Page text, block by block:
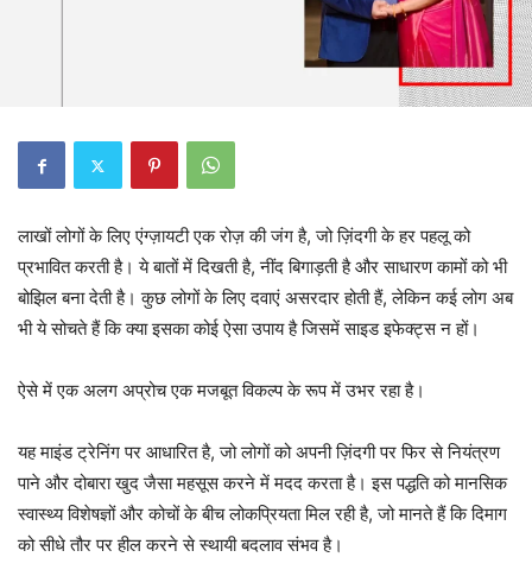
लाखों लोगों के लिए एंग्ज़ायटी एक रोज़ की जंग है, जो ज़िंदगी के हर पहलू को
प्रभावित करती है। ये बातों में दिखती है, नींद बिगाड़ती है और साधारण कामों को भी
बोझिल बना देती है। कुछ लोगों के लिए दवाएं असरदार होती हैं, लेकिन कई लोग अब
भी ये सोचते हैं कि क्या इसका कोई ऐसा उपाय है जिसमें साइड इफेक्ट्स न हों।
ऐसे में एक अलग अप्रोच एक मजबूत विकल्प के रूप में उभर रहा है।
यह माइंड ट्रेनिंग पर आधारित है, जो लोगों को अपनी ज़िंदगी पर फिर से नियंत्रण
पाने और दोबारा खुद जैसा महसूस करने में मदद करता है। इस पद्धति को मानसिक
स्वास्थ्य विशेषज्ञों और कोचों के बीच लोकप्रियता मिल रही है, जो मानते हैं कि दिमाग
को सीधे तौर पर हील करने से स्थायी बदलाव संभव है।